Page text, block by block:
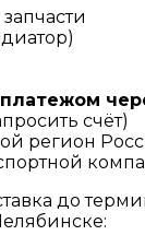
счёт)
регион
до